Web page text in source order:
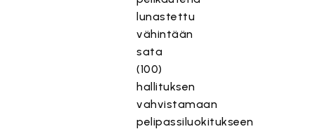
lunastettu
vähintään
sata
(100)
hallituksen
vahvistamaan
pelipassiluokitukseen